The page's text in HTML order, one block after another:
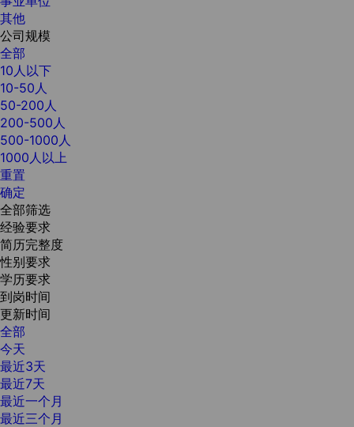
其他
公司规模
全部
10人以下
10-50人
50-200人
200-500人
500-1000人
1000人以上
重置
确定
全部筛选
经验要求
简历完整度
性别要求
学历要求
到岗时间
更新时间
全部
今天
最近3天
最近7天
最近一个月
最近三个月